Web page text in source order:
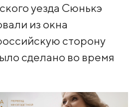
уезда Сюнькэ
из окна
сторону
сделано во время